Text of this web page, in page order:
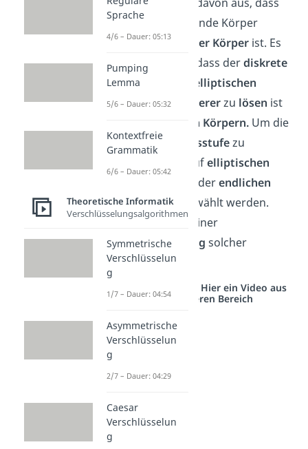
der zugrundeliegende Körper
wieder einendlicher Körper ist. Es
stellt sich heraus, dass derdiskrete
Logarithmus
elliptischen
Kurvennoch schwererzu lösen ist
als über endlichen Körpern. Um die
gleicheSicherheitsstufezu
erreichen, kann aufelliptischen
derendlichen
Körper kleiner
gewählt werden.
Dies resultiert in einer
Effizienzsteigerung solcher
Verfahren.
Studyflix vernetzt: Hier ein Video aus
einem anderen Bereich
Sprache
4/6 – Dauer: 05:13
Pumping
Lemma
5/6 – Dauer: 05:32
Kontextfreie
Grammatik
6/6 – Dauer: 05:42
Theoretische Informatik
Verschlüsselungsalgorithmen
Symmetrische
Verschlüsselun
g
1/7 – Dauer: 04:54
Asymmetrische
Verschlüsselun
g
2/7 – Dauer: 04:29
Caesar
Verschlüsselun
g